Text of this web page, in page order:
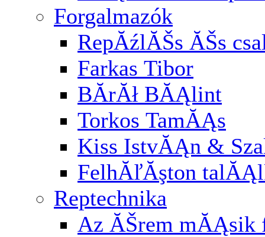
Forgalmazók
RepĂźlĂŠs ĂŠs
Farkas Tibor
BĂ­rĂł BĂĄlint
Torkos TamĂĄs
Kiss IstvĂĄn &
FelhĂľĂşton
Reptechnika
Az ĂŠrem mĂĄsik